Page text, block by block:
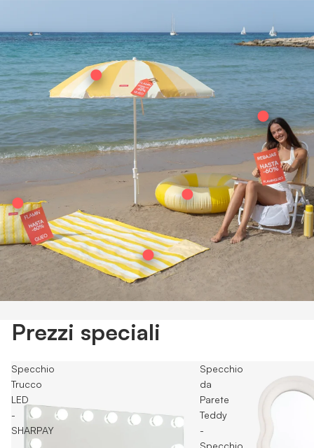
Prezzi speciali
Specchio
Trucco
LED
-
SHARPAY
Specchio
da
Parete
Teddy
-